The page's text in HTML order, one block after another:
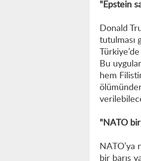
"Epstein
Donald
tutulması
Bu
hem
"NATO
NATO’ya
bir barış